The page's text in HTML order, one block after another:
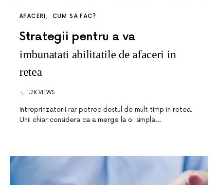
AFACERI CUM SA FAC?
Strategii pentru a va
imbunatati abilitatile de afaceri in
retea
1.2K VIEWS
Intreprinzatorii rar petrec destul de mult timp in retea.
Unii chiar considera ca a merge la o simpla…